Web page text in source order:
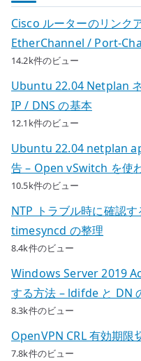
Cisco ルーターのリンク
EtherChannel / Port-
14.2k件のビュー
Ubuntu 22.04 Netplan
IP / DNS の基本
12.1k件のビュー
Ubuntu 22.04 netplan
告 – Open vSwitch を使
10.5k件のビュー
NTP トラブル時に確認
timesyncd の整理
8.4k件のビュー
Windows Server 2019
する方法 – ldifde と DN
8.3k件のビュー
OpenVPN CRL 有効期
7.8k件のビュー